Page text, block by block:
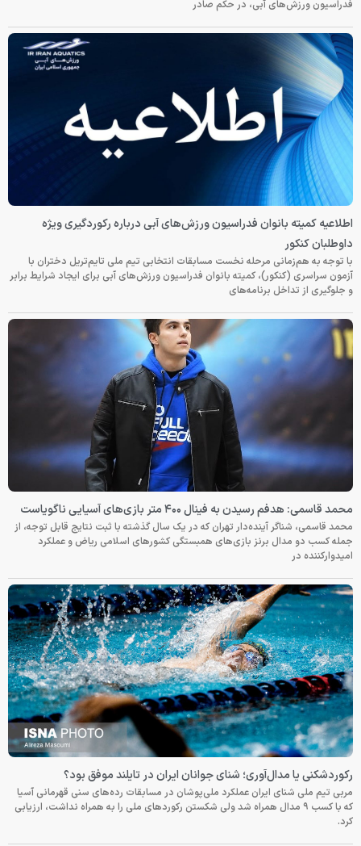
فدراسیون ورزش‌های آبی، در حکم صادر
اطلاعیه کمیته بانوان فدراسیون ورزش‌های آبی درباره رکوردگیری ویژه
داوطلبان کنکور
با توجه به هم‌زمانی مرحله نخست مسابقات انتخابی تیم ملی تایم‌تریل دختران با
آزمون سراسری (کنکور)، کمیته بانوان فدراسیون ورزش‌های آبی برای ایجاد شرایط برابر
و جلوگیری از تداخل برنامه‌های
محمد قاسمی: هدفم رسیدن به فینال ۴۰۰ متر بازی‌های آسیایی ناگویاست
محمد قاسمی، شناگر آینده‌دار تهران که در یک سال گذشته با ثبت نتایج قابل توجه، از
جمله کسب دو مدال برنز بازی‌های همبستگی کشورهای اسلامی ریاض و عملکرد
امیدوارکننده در
رکوردشکنی یا مدال‌آوری؛ شنای جوانان ایران در تایلند موفق بود؟
مربی تیم ملی شنای ایران عملکرد ملی‌پوشان در مسابقات رده‌های سنی قهرمانی آسیا
که با کسب ۹ مدال همراه شد ولی شکستن رکوردهای ملی را به همراه نداشت، ارزیابی
کرد.